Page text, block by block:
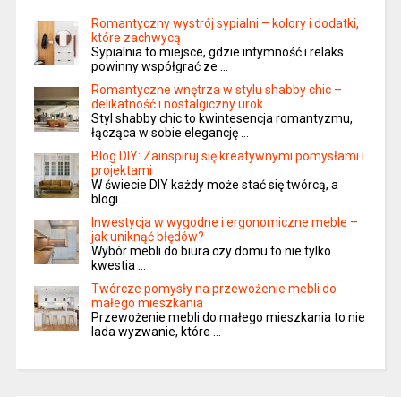
Romantyczny wystrój sypialni – kolory i dodatki,
które zachwycą
Sypialnia to miejsce, gdzie intymność i relaks
powinny współgrać ze …
Romantyczne wnętrza w stylu shabby chic –
delikatność i nostalgiczny urok
Styl shabby chic to kwintesencja romantyzmu,
łącząca w sobie elegancję …
Blog DIY: Zainspiruj się kreatywnymi pomysłami i
projektami
W świecie DIY każdy może stać się twórcą, a
blogi …
Inwestycja w wygodne i ergonomiczne meble –
jak uniknąć błędów?
Wybór mebli do biura czy domu to nie tylko
kwestia …
Twórcze pomysły na przewożenie mebli do
małego mieszkania
Przewożenie mebli do małego mieszkania to nie
lada wyzwanie, które …